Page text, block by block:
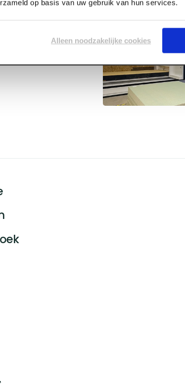
op basis van uw gebruik van hun services.
Alleen noodzakelijke cookies